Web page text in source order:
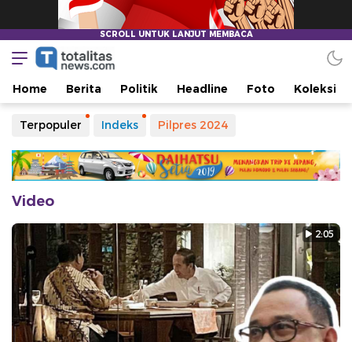
Home Berita Politik Headline Foto Koleksi
Terpopuler Indeks Pilpres 2024
Video
2:05